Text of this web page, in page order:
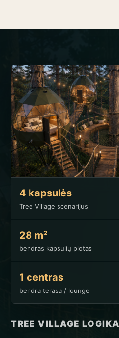
4 kapsulės
Tree Village scenarijus
28 m²
bendras kapsulių plotas
1 centras
bendra terasa / lounge
TREE VILLAGE LOGIKA